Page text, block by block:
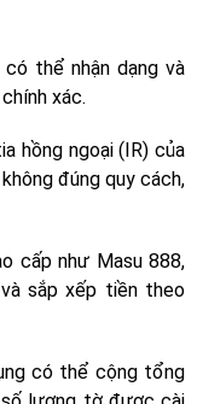
thể nhận dạng và
xác.
hồng ngoại (IR) của
đúng quy cách,
cấp như Masu 888,
sắp xếp tiền theo
có thể cộng tổng